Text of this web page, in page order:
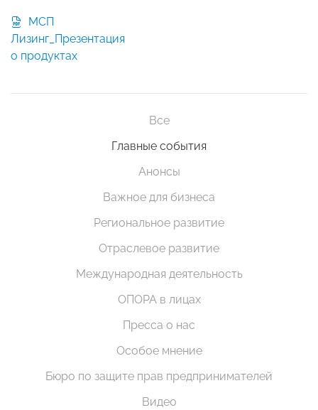
Лизинг_Презентация
о продуктах
Все
Главные события
Анонсы
Важное для бизнеса
Региональное развитие
Отраслевое развитие
Международная деятельность
ОПОРА в лицах
Пресса о нас
Особое мнение
Бюро по защите прав предпринимателей
Видео